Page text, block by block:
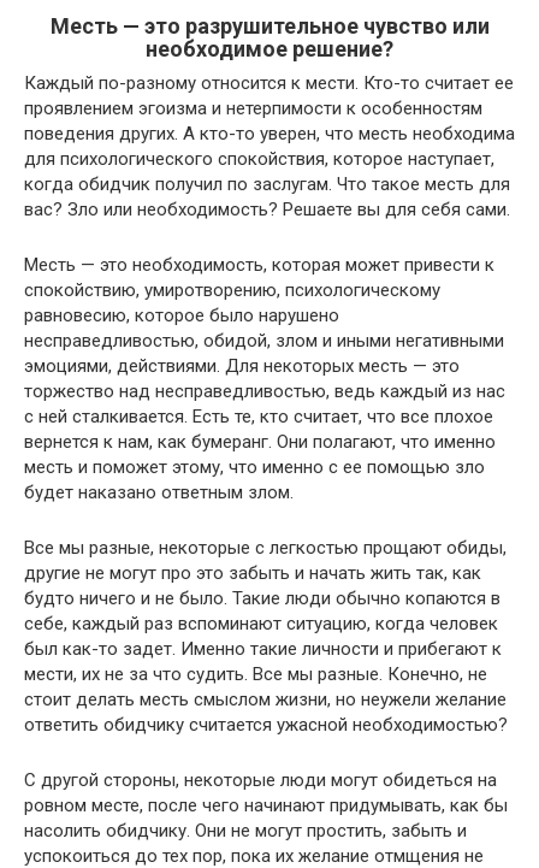
Месть — это разрушительное чувство или
необходимое решение?
Каждый по-разному относится к мести. Кто-то считает ее
проявлением эгоизма и нетерпимости к особенностям
поведения других. А кто-то уверен, что месть необходима
для психологического спокойствия, которое наступает,
когда обидчик получил по заслугам. Что такое месть для
вас? Зло или необходимость? Решаете вы для себя сами.
Месть — это необходимость, которая может привести к
спокойствию, умиротворению, психологическому
равновесию, которое было нарушено
несправедливостью, обидой, злом и иными негативными
эмоциями, действиями. Для некоторых месть — это
торжество над несправедливостью, ведь каждый из нас
с ней сталкивается. Есть те, кто считает, что все плохое
вернется к нам, как бумеранг. Они полагают, что именно
месть и поможет этому, что именно с ее помощью зло
будет наказано ответным злом.
Все мы разные, некоторые с легкостью прощают обиды,
другие не могут про это забыть и начать жить так, как
будто ничего и не было. Такие люди обычно копаются в
себе, каждый раз вспоминают ситуацию, когда человек
был как-то задет. Именно такие личности и прибегают к
мести, их не за что судить. Все мы разные. Конечно, не
стоит делать месть смыслом жизни, но неужели желание
ответить обидчику считается ужасной необходимостью?
С другой стороны, некоторые люди могут обидеться на
ровном месте, после чего начинают придумывать, как бы
насолить обидчику. Они не могут простить, забыть и
успокоиться до тех пор, пока их желание отмщения не